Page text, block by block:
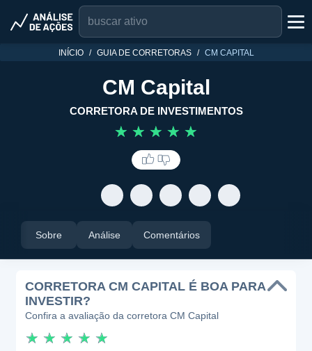
INÍCIO GUIA DE CORRETORAS CM CAPITAL
CM Capital
CORRETORA DE INVESTIMENTOS
☆ ☆ ☆ ☆ ☆
Sobre Análise Comentários
CORRETORA CM CAPITAL É BOA PARA
INVESTIR?
Confira a avaliação da corretora CM Capital
☆ ☆ ☆ ☆ ☆